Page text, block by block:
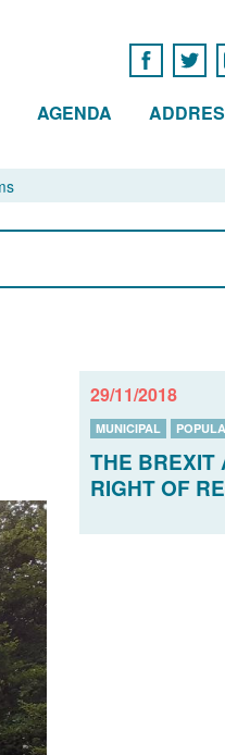
AGENDA
29/11/2018
MUNICIPAL
THE BREXIT
RIGHT OF